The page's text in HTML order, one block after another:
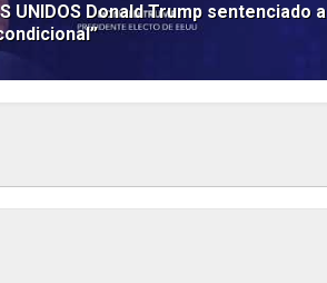
UNIDOS Donald Trump sentenciado a